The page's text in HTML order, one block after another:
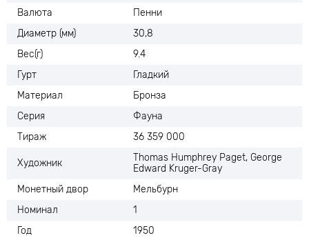
Валюта
Пенни
Диаметр (мм)
30,8
Вес(г)
9.4
Гурт
Гладкий
Материал
Бронза
Серия
Фауна
Тираж
36 359 000
Художник
Thomas Humphrey Paget, George
Edward Kruger-Gray
Монетный двор
Мельбурн
Номинал
1
Год
1950